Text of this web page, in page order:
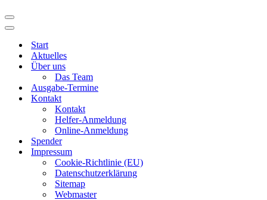
Navigationsmenü
Navigationsmenü
Start
Aktuelles
Über uns
Das Team
Ausgabe-Termine
Kontakt
Kontakt
Helfer-Anmeldung
Online-Anmeldung
Spender
Impressum
Cookie-Richtlinie (EU)
Datenschutzerklärung
Sitemap
Webmaster